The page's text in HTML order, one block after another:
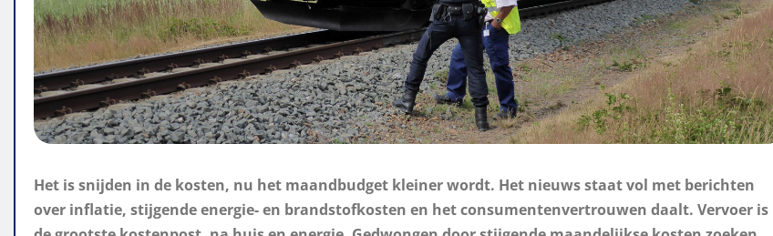
Het is snijden in de kosten, nu het maandbudget kleiner wordt. Het nieuws staat vol met berichten
over inflatie, stijgende energie- en brandstofkosten en het consumentenvertrouwen daalt. Vervoer is